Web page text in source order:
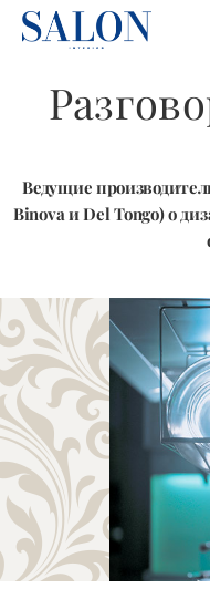
Ведущие
Binova и Del Tongo) о